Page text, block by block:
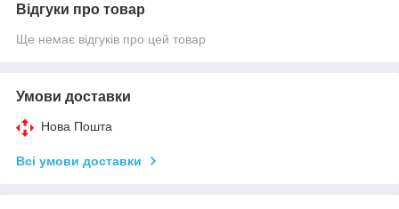
Відгуки про товар
Ще немає відгуків про цей товар
Умови доставки
Нова Пошта
Всі умови доставки